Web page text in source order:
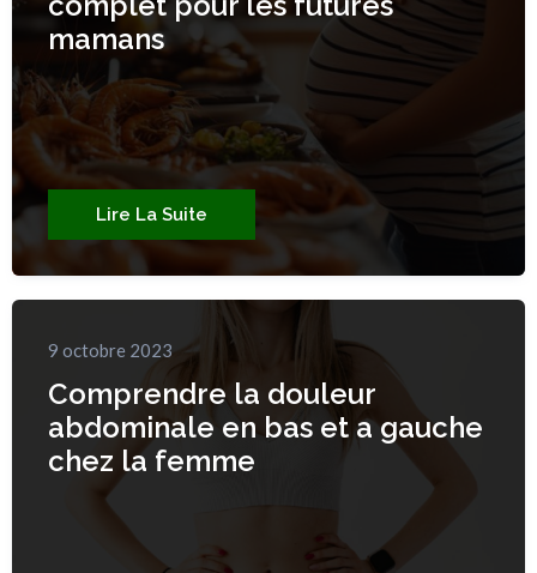
mamans
Lire La Suite
9 octobre 2023
Comprendre la douleur
abdominale en bas et a gauche
chez la femme